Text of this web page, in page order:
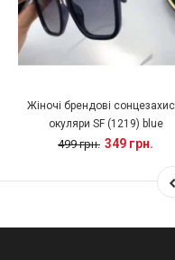
Жіночі брендові
окуляри SF (1219) blue
499 грн. 349 грн.